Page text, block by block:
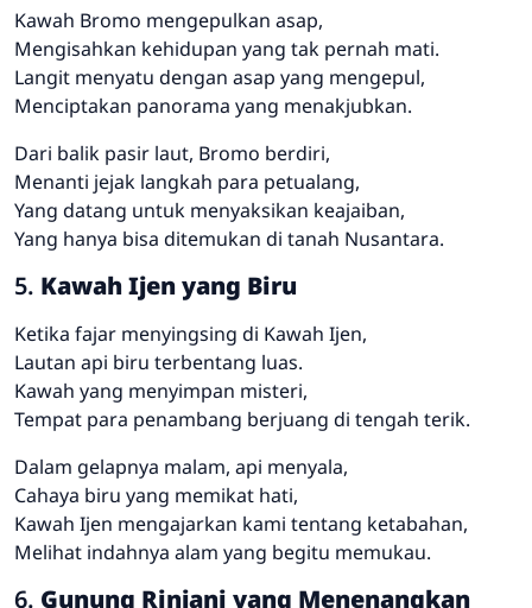
Kawah Bromo mengepulkan asap,
Mengisahkan kehidupan yang tak pernah mati.
Langit menyatu dengan asap yang mengepul,
Menciptakan panorama yang menakjubkan.
Dari balik pasir laut, Bromo berdiri,
Menanti jejak langkah para petualang,
Yang datang untuk menyaksikan keajaiban,
Yang hanya bisa ditemukan di tanah Nusantara.
5. Kawah Ijen yang Biru
Ketika fajar menyingsing di Kawah Ijen,
Lautan api biru terbentang luas.
Kawah yang menyimpan misteri,
Tempat para penambang berjuang di tengah terik.
Dalam gelapnya malam, api menyala,
Cahaya biru yang memikat hati,
Kawah Ijen mengajarkan kami tentang ketabahan,
Melihat indahnya alam yang begitu memukau.
6. Gunung Rinjani yang Menenangkan